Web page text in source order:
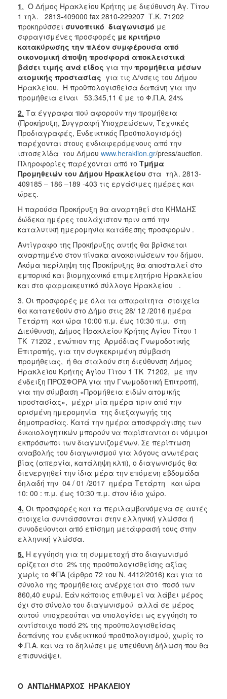
1. Ο Δήμος Ηρακλείου Κρήτης με διεύθυνση Αγ. Τίτου
1 τηλ. 2813-409000 fax 2810-229207 Τ.Κ. 71202
προκηρύσσει συνοπτικό διαγωνισμό με
σφραγισμένες προσφορές με κριτήριο
κατακύρωσης την πλέον συμφέρουσα από
οικονομική άποψη προσφορά αποκλειστικά
βάσει τιμής ανά είδος για την προμήθεια μέσων
ατομικής προστασίας για τις Δ/νσεις του Δήμου
Ηρακλείου. Η προϋπολογισθείσα δαπάνη για την
προμήθεια είναι 53.345,11 € με το Φ.Π.Α. 24%
2. Τα έγγραφα πού αφορούν την προμήθεια
(Προκήρυξη, Συγγραφή Υποχρεώσεων, Τεχνικές
Προδιαγραφές, Ενδεικτικός Προϋπολογισμός)
παρέχονται στους ενδιαφερόμενους από την
ιστοσελίδα του Δήμου www.heraklion.gr/press/auction.
Πληροφορίες παρέχονται από το Τμήμα
Προμηθειών του Δήμου Ηρακλείου στα τηλ. 2813-
409185 – 186 –189 -403 τις εργάσιμες ημέρες και
ώρες.
Η παρούσα Προκήρυξη θα αναρτηθεί στο ΚΗΜΔΗΣ
δώδεκα ημέρες τουλάχιστον πριν από την
καταλυτική ημερομηνία κατάθεσης προσφορών .
Αντίγραφο της Προκήρυξης αυτής θα βρίσκεται
αναρτημένο στον πίνακα ανακοινώσεων του δήμου.
Ακόμα περίληψη της Προκήρυξης θα αποσταλεί στο
εμπορικό και βιομηχανικό επιμελητήριο Ηρακλείου
και στο φαρμακευτικό σύλλογο Ηρακλείου .
3. Οι προσφορές με όλα τα απαραίτητα στοιχεία
θα κατατεθούν στο Δήμο στις 28/ 12 /2016 ημέρα
Τετάρτη και ώρα 10:00 π.μ. έως 10:30 π.μ. στη
Διεύθυνση, Δήμος Ηρακλείου Κρήτης Αγίου Τίτου 1
ΤΚ 71202 , ενώπιον της Αρμόδιας Γνωμοδοτικής
Επιτροπής, για την συγκεκριμένη σύμβαση
προμήθειας, ή θα σταλούν στη διεύθυνση Δήμος
Ηρακλείου Κρήτης Αγίου Τίτου 1 ΤΚ 71202, με την
ένδειξη ΠΡΟΣΦΟΡΑ για την Γνωμοδοτική Επιτροπή,
για την σύμβαση «Προμήθεια ειδών ατομικής
προστασίας», μέχρι μία ημέρα πριν από την
ορισμένη ημερομηνία της διεξαγωγής της
δημοπρασίας. Κατά την ημέρα αποσφράγισης των
δικαιολογητικών μπορούν να παρίστανται οι νόμιμοι
εκπρόσωποι των διαγωνιζομένων. Σε περίπτωση
αναβολής του διαγωνισμού για λόγους ανωτέρας
βίας (απεργία, κατάληψη κλπ), ο διαγωνισμός θα
διενεργηθεί την ίδια μέρα την επόμενη εβδομάδα
δηλαδή την 04 / 01 /2017 ημέρα Τετάρτη και ώρα
10: 00 : π.μ. έως 10:30 π.μ. στον ίδιο χώρο.
4. Οι προσφορές και τα περιλαμβανόμενα σε αυτές
στοιχεία συντάσσονται στην ελληνική γλώσσα ή
συνοδεύονται από επίσημη μετάφρασή τους στην
ελληνική γλώσσα.
5. Η εγγύηση για τη συμμετοχή στο διαγωνισμό
ορίζεται στο 2% της προϋπολογισθείσης αξίας
χωρίς το ΦΠΑ (άρθρο 72 του Ν. 4412/2016) και για το
σύνολο της προμήθειας ανέρχεται στο ποσό των
860,40 ευρώ. Εάν κάποιος επιθυμεί να λάβει μέρος
όχι στο σύνολο του διαγωνισμού αλλά σε μέρος
αυτού υποχρεούται να υπολογίσει ως εγγύηση το
αντίστοιχο ποσό 2% της προϋπολογισθείσας
δαπάνης του ενδεικτικού προϋπολογισμού, χωρίς το
Φ.Π.Α. και να το δηλώσει με υπεύθυνη δήλωση που θα
επισυνάψει.
Ο ΑΝΤΙΔΗΜΑΡΧΟΣ ΗΡΑΚΛΕΙΟΥ